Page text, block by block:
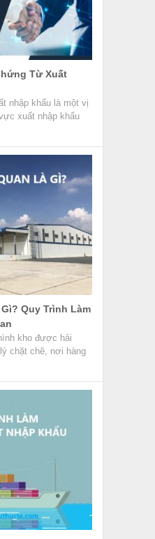
Từ Xuất
nhập khẩu là một vị
xuất nhập khẩu
Quy Trình Làm
kho được hải
chặt chẽ, nơi hàng